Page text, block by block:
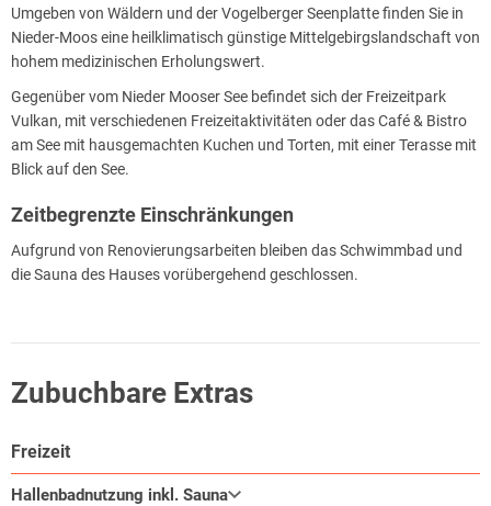
Umgeben von Wäldern und der Vogelberger Seenplatte finden Sie in
Nieder-Moos eine heilklimatisch günstige Mittelgebirgslandschaft von
hohem medizinischen Erholungswert.
Gegenüber vom Nieder Mooser See befindet sich der Freizeitpark
Vulkan, mit verschiedenen Freizeitaktivitäten oder das Café & Bistro
am See mit hausgemachten Kuchen und Torten, mit einer Terasse mit
Blick auf den See.
Zeitbegrenzte Einschränkungen
Aufgrund von Renovierungsarbeiten bleiben das Schwimmbad und
die Sauna des Hauses vorübergehend geschlossen.
Zubuchbare Extras
Freizeit
Hallenbadnutzung inkl. Sauna